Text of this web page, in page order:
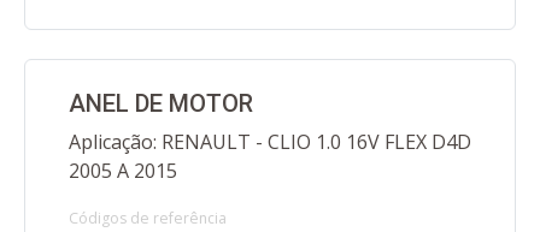
ANEL DE MOTOR
Aplicação: RENAULT - CLIO 1.0 16V FLEX D4D
2005 A 2015
Códigos de referência